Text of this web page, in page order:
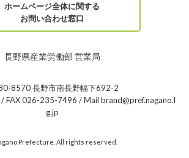
ホームページ全体に関する
お問い合わせ窓口
長野県産業労働部 営業局
8570 長野市南長野幅下692-2
FAX 026-235-7496 / Mail brand@pref.nagano.l
g.jp
Prefecture. All rights reserved.